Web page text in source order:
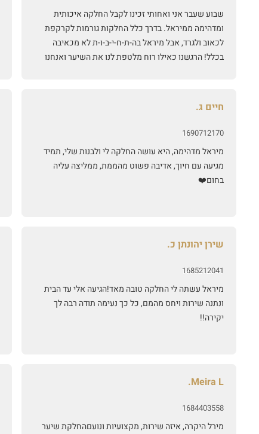
שבוע שעבר אני ואחותי זכינו לקבל החלקה איכותית
ומדהימה ממיראל. בדרך כלל החלקות גורמות לקרקפת
לכאוב ולגרד, אבל מיראל בה-ת-ח-י-ב-ו-ת לא מכאיבה
בכלל! הרגשנו כאילו רוח מלטפת לנו את השיער ואנחנו
תהיי מרוצה. שווה כל שקל! 🙂
חיים ג.
1690712170
מיראל מדהימה, היא עושה החלקה לי ולבנות שלי, תמיד
מגיעה עם חיוך, אדיבה פשוט מהממת, ממליצה עליה
בחום❤️
שירן יהונתן כ.
1685212041
מיראל עשתה לי החלקה טובה מאד!הגיעה אלי עד הבית
ונתנה שירות ויחס מהמם, כל כך נעימה תודה רבה לך
יקירה!!
Meira L.
1684403558
מירל היקרה, איזה שירות, מקצועיות ונועםהחלקת שיער